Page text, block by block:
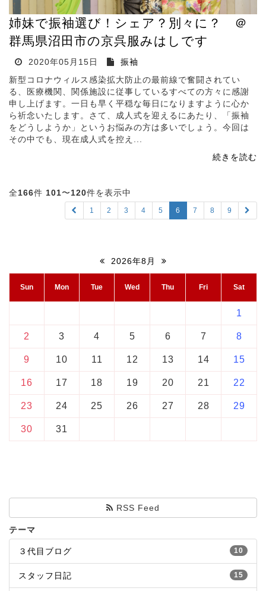
2026年8月
Sun Mon Tue Wed Thu Fri Sat
1
2 3 4 5 6 7 8
9 10 11 12 13 14 15
16 17 18 19 20 21 22
23 24 25 26 27 28 29
30 31
RSS Feed
テーマ
10
３代目ブログ
15
スタッフ日記
姉妹で振袖選び！シェア？別々に？ ＠
群馬県沼田市の京呉服みはしです
2020年05月15日
振袖
新型コロナウィルス感染拡大防止の最前線で奮闘されてい
る、医療機関、関係施設に従事しているすべての方々に感謝
申し上げます。一日も早く平穏な毎日になりますように心か
ら祈念いたします。さて、成人式を迎えるにあたり、「振袖
をどうしようか」というお悩みの方は多いでしょう。今回は
その中でも、現在成人式を控え...
続きを読む
全166件 101〜120件を表示中
1 2 3 4 5 6 7 8 9